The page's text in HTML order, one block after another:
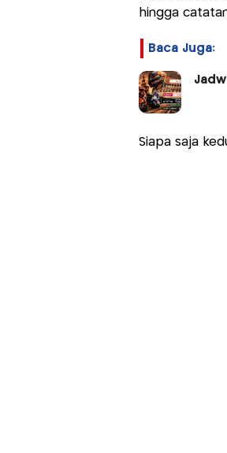
hingga
Baca Juga:
Siapa saja